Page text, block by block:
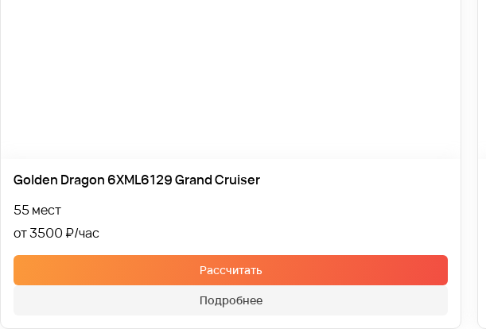
Golden Dragon 6XML6129 Grand Cruiser
55 мест
от 3500 ₽
Рассчитать
Подробнее